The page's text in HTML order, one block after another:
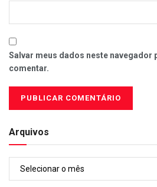
Salvar meus dados neste navegador
comentar.
Arquivos